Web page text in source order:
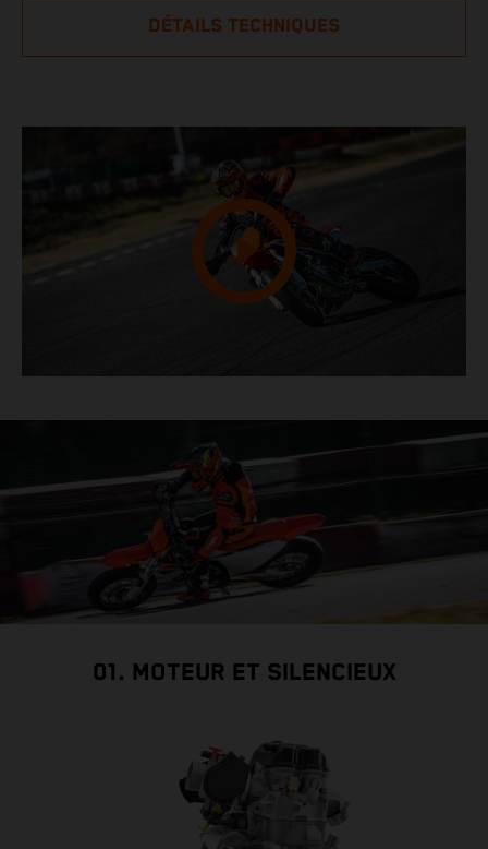
DÉTAILS TECHNIQUES
01. MOTEUR ET SILENCIEUX